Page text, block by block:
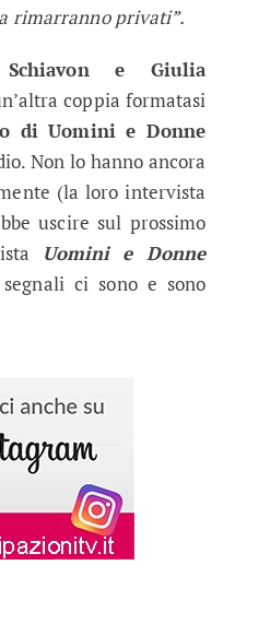
rimarranno privati”.
Schiavon e Giulia
coppia formatasi
di Uomini e Donne
Non lo hanno ancora
(la loro intervista
uscire sul prossimo
Uomini e Donne
ci sono e sono